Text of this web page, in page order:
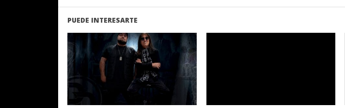
PUEDE INTERESARTE
LEER MAS